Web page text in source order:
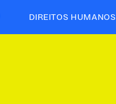
DIREITOS HUMANOS